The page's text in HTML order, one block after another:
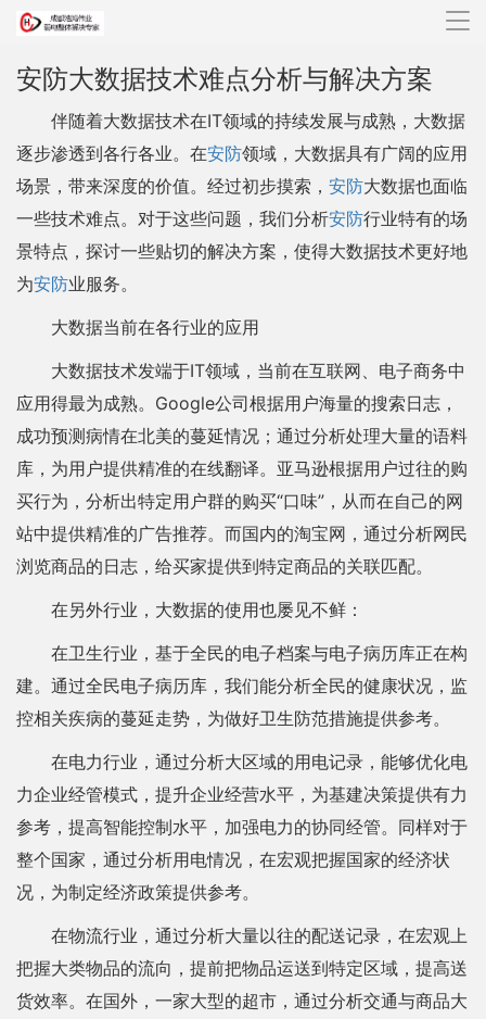
导
安防大数据技术难点分析与解决方案
伴随着大数据技术在IT领域的持续发展与成熟，大数据
逐步渗透到各行各业。在安防领域，大数据具有广阔的应用
场景，带来深度的价值。经过初步摸索， 安防大数据也面临
一些技术难点。对于这些问题，我们分析安防行业特有的场
景特点，探讨一些贴切的解决方案，使得大数据技术更好地
为安防业服务。
大数据当前在各行业的应用
大数据技术发端于IT领域，当前在互联网、电子商务中
应用得最为成熟。Google公司根据用户海量的搜索日志，
成功预测病情在北美的蔓延情况；通过分析处理大量的语料
库，为用户提供精准的在线翻译。亚马逊根据用户过往的购
买行为，分析出特定用户群的购买“口味”，从而在自己的网
站中提供精准的广告推荐。而国内的淘宝网，通过分析网民
浏览商品的日志，给买家提供到特定商品的关联匹配。
在另外行业，大数据的使用也屡见不鲜：
在卫生行业，基于全民的电子档案与电子病历库正在构
建。通过全民电子病历库，我们能分析全民的健康状况，监
控相关疾病的蔓延走势，为做好卫生防范措施提供参考。
在电力行业，通过分析大区域的用电记录，能够优化电
力企业经管模式，提升企业经营水平，为基建决策提供有力
参考，提高智能控制水平，加强电力的协同经管。同样对于
整个国家，通过分析用电情况，在宏观把握国家的经济状
况，为制定经济政策提供参考。
在物流行业，通过分析大量以往的配送记录，在宏观上
把握大类物品的流向，提前把物品运送到特定区域，提高送
货效率。在国外，一家大型的超市，通过分析交通与商品大